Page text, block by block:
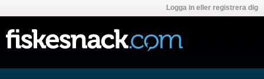
Logga in eller registrera dig